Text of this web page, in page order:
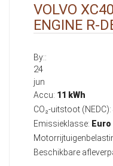
VOLVO
ENGINE R-
By::
24
jun
Accu: 11 kWh
CO₂-uitstoot (NEDC):
Emissieklasse:
Beschikbare